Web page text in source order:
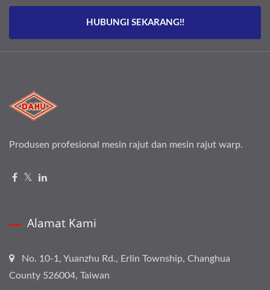
HUBUNGI SEKARANG!!
Produsen profesional mesin rajut dan mesin rajut warp.
Alamat Kami
No. 10-1, Yuanzhu Rd., Erlin Township, Changhua
County 526004, Taiwan